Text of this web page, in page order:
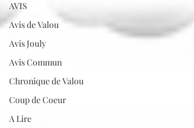
AVIS
Avis de Valou
Avis Jouly
Avis Commun
Chronique de Valou
Coup de Coeur
A Lire